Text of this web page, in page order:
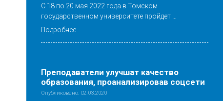
С 18 по 20 мая 2022 года в Томском
государственном университете пройдет …
Подробнее
Преподаватели улучшат качество
образования, проанализировав соцсети
Опубликовано: 02.03.2020